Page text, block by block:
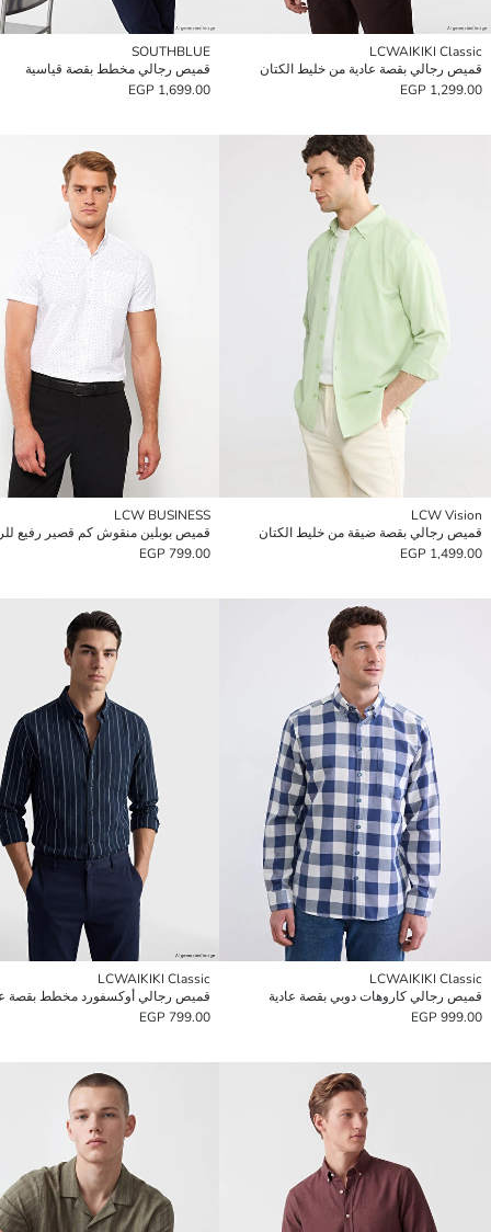
LCWAIKIKI Classic
قميص رجالي بقصة عادية من خليط الكتان
1,299.00 EGP
SOUTHBLUE
قميص رجالي مخطط بقصة قياسية
1,699.00 EGP
LCW Vision
قميص رجالي بقصة ضيقة من خليط الكتان
1,499.00 EGP
LCW BUSINESS
قميص بوبلين منقوش كم قصير رفيع
799.00 EGP
LCWAIKIKI Classic
قميص رجالي كاروهات دوبي بقصة عادية
999.00 EGP
LCWAIKIKI Classic
قميص رجالي أوكسفورد مخطط بقصة
799.00 EGP